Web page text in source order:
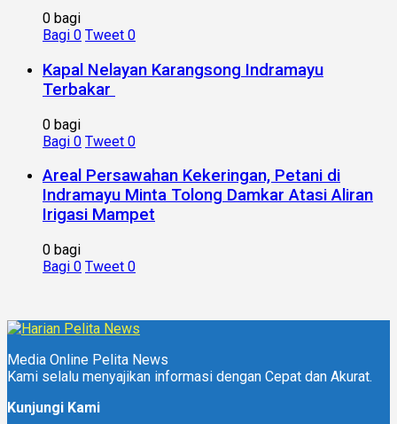
0 bagi
Bagi 0 Tweet 0
Kapal Nelayan Karangsong Indramayu
Terbakar
0 bagi
Bagi 0 Tweet 0
Areal Persawahan Kekeringan, Petani di
Indramayu Minta Tolong Damkar Atasi Aliran
Irigasi Mampet
0 bagi
Bagi 0 Tweet 0
Media Online Pelita News
Kami selalu menyajikan informasi dengan Cepat dan Akurat.
Kunjungi Kami